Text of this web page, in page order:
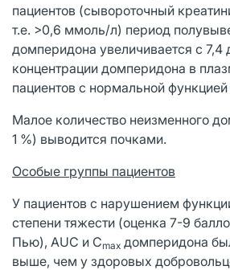
пациентов (сывороточный
т.е. >0,6 ммоль/л) период
домперидона увеличивается с 7,4
концентрации домперидона в
пациентов с нормальной функцией
Малое количество неизменного
1 %) выводится почками.
Особые группы пациентов
У пациентов с нарушением
степени тяжести (оценка 7-9
Пью), AUC и Cmax домперидона
выше, чем у здоровых